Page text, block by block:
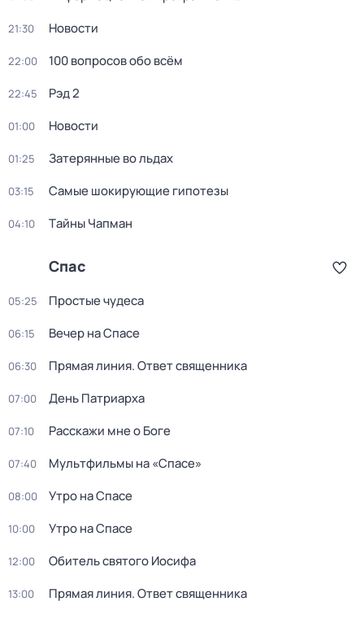
21:30 Новости
22:00 100 вопросов обо всём
22:45 Рэд 2
01:00 Новости
01:25 Затерянные во льдах
03:15 Самые шoкиpующие гипотезы
04:10 Тaйны Чапман
Спас
05:25 Простые чудеса
06:15 Вечер на Спасе
06:30 Прямая линия. Ответ священника
07:00 День Патриарха
07:10 Расскажи мне о Боге
07:40 Мультфильмы на «Спасе»
08:00 Утро на Спасе
10:00 Утро на Спасе
12:00 Обитель святого Иосифа
13:00
Прямая линия. Ответ священника